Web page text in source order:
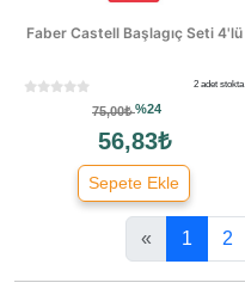
Faber Castell Başlagıç Seti 4'lü
2 adet stokta
75,00₺%24
56,83₺
Sepete Ekle
« 1 2